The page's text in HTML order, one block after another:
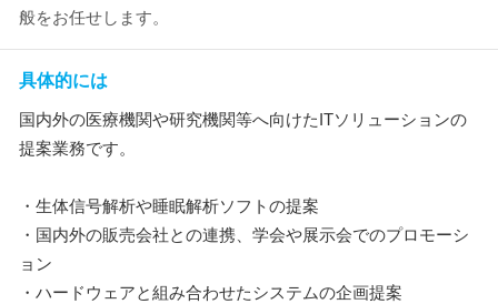
般をお任せします。
具体的には
国内外の医療機関や研究機関等へ向けたITソリューションの
提案業務です。
・生体信号解析や睡眠解析ソフトの提案
・国内外の販売会社との連携、学会や展示会でのプロモーシ
ョン
・ハードウェアと組み合わせたシステムの企画提案